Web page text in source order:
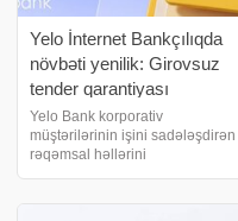
Yelo İnternet Bankçılıqda
növbəti yenilik: Girovsuz
tender qarantiyası
Yelo Bank korporativ
müştərilərinin işini sadələşdirən
rəqəmsal həllərini